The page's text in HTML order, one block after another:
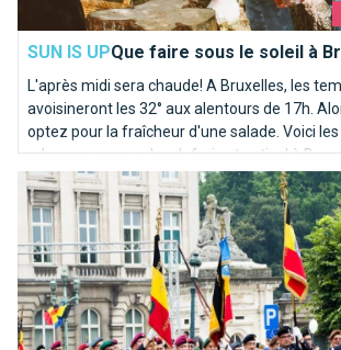
SUN IS UPQue faire sous le soleil à
L'après midi sera chaude! A Bruxelles, les
avoisineront les 32° aux alentours de 17h.
optez pour la fraîcheur d'une salade. Voici
adresses pour un lunch frais et estival à
Comment bien fêter la fête nationale?